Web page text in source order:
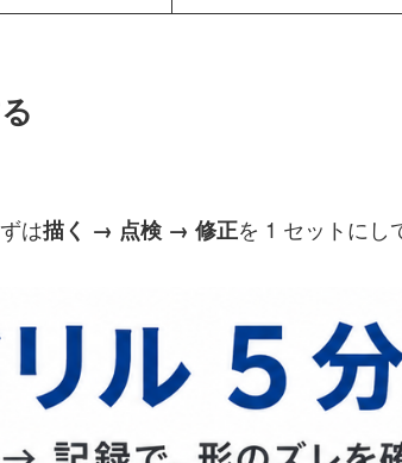
は描く → 点検 → 修正を 1 セットにし